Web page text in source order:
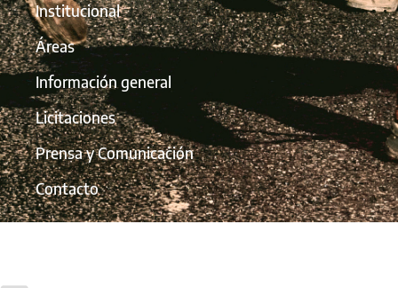
Institucional
Áreas
Información general
Licitaciones
Prensa y Comunicación
Contacto